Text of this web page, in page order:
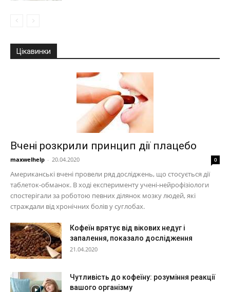
Цікавинки
Вчені розкрили принцип дії плацебо
maxwelhelp - 20.04.2020 0
Американські вчені провели ряд досліджень, що стосується дії
таблеток-обманок. В ході експерименту учені-нейрофізіологи
спостерігали за роботою певних ділянок мозку людей, які
страждали від хронічних болів у суглобах.
Кофеїн врятує від вікових недуг і
запалення, показало дослідження
21.04.2020
Чутливість до кофеїну: розуміння реакції
вашого організму